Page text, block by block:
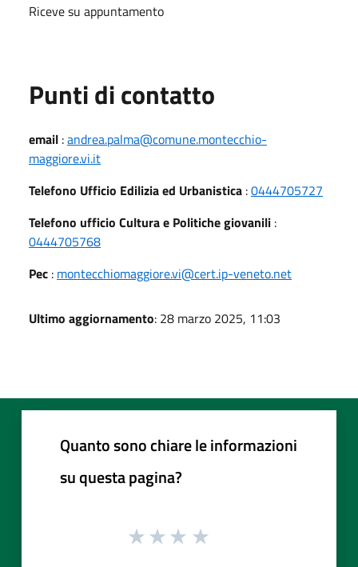
Riceve su appuntamento
Punti di contatto
email :andrea.palma@comune.montecchio-
maggiore.vi.it
Telefono Ufficio Edilizia ed Urbanistica :0444705727
Telefono ufficio Cultura e Politiche giovanili :
0444705768
Pec : montecchiomaggiore.vi@cert.ip-veneto.net
Ultimo aggiornamento: 28 marzo 2025, 11:03
Quanto sono chiare le informazioni
su questa pagina?